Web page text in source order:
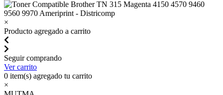
×
Producto agregado a carrito
Seguir comprando
Ver carrito
0 item(s) agregado tu carrito
×